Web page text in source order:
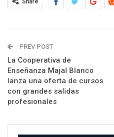
Share
PREV POST
La Cooperativa de
Enseñanza Majal Blanco
lanza una oferta de cursos
con grandes salidas
profesionales